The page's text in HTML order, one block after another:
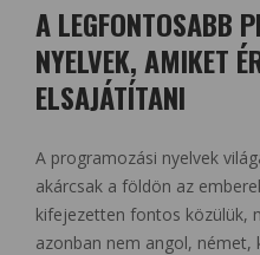
A LEGFONTOSABB
NYELVEK, AMIKET
ELSAJÁTÍTANI
A programozási nyelvek
akárcsak a földön az
kifejezetten fontos közülük,
azonban nem angol, német,